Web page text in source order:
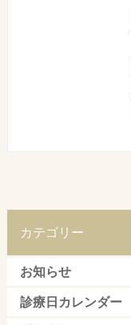
カテゴリー
お知らせ
診療日カレンダー